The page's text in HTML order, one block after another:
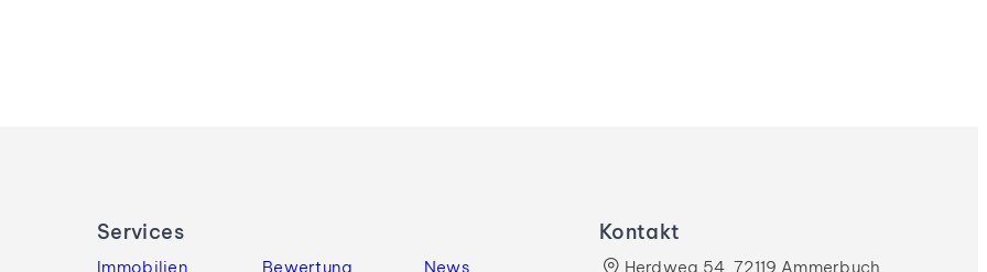
Services
Immobilien Bewertung News
Kontakt
Herdweg 54, 72119 Ammerbuch